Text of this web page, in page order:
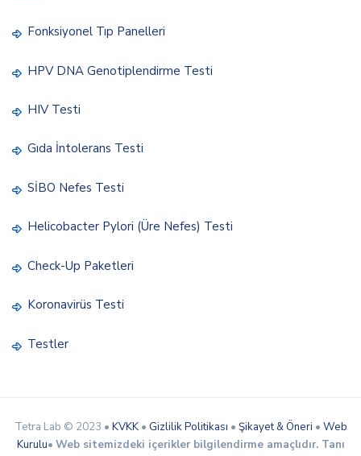
Fonksiyonel Tıp Panelleri
HPV DNA Genotiplendirme Testi
HIV Testi
Gıda İntolerans Testi
SİBO Nefes Testi
Helicobacter Pylori (Üre Nefes) Testi
Check-Up Paketleri
Koronavirüs Testi
Testler
Tetra Lab © 2023 • KVKK• Gizlilik Politikası • Şikayet & Öneri • Web
Kurulu• Web sitemizdeki içerikler bilgilendirme amaçlıdır. Tanı